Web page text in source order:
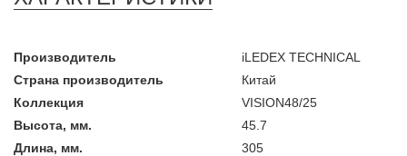
Производитель
iLEDEX TECHNICAL
Страна производитель
Китай
Коллекция
VISION48/25
Высота, мм.
45.7
Длина, мм.
305